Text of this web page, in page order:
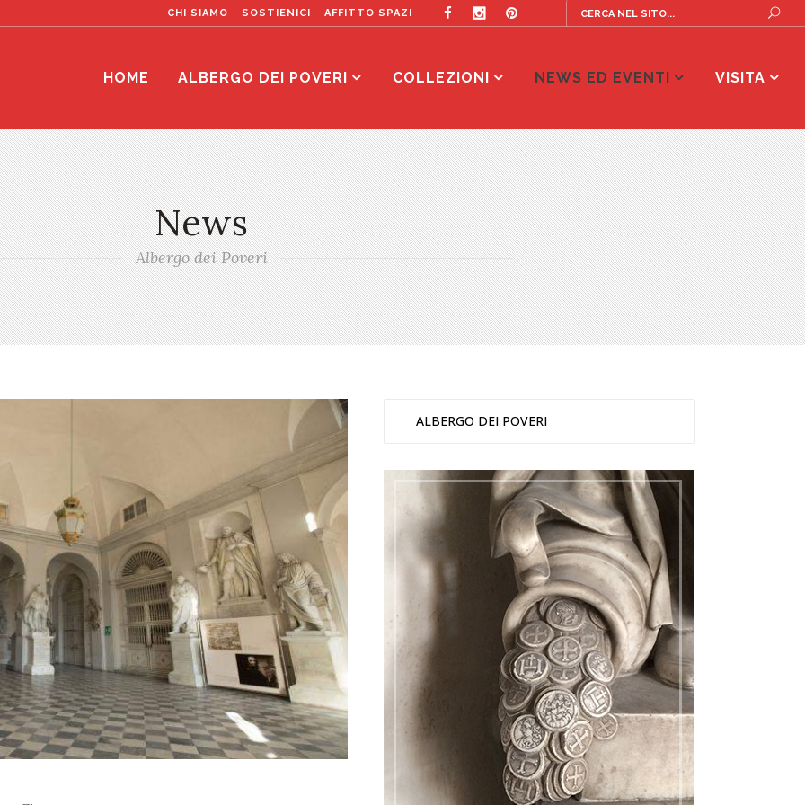
CHI SIAMO SOSTIENICI AFFITTO SPAZI
HOME ALBERGO DEI POVERI COLLEZIONI NEWS ED EVENTI VISITA
News
Albergo dei Poveri
ALBERGO DEI POVERI